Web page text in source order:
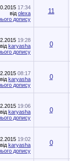
17:34
від olexa 11
19:28
від karyasha 0
08:17
від karyasha 0
19:06
від karyasha 0
19:02
від karyasha 0